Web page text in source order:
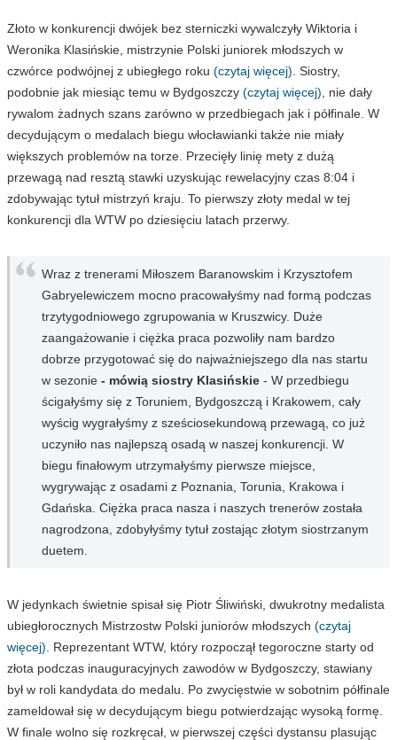
Złoto w konkurencji dwójek bez sterniczki wywalczyły Wiktoria i
Weronika Klasińskie, mistrzynie Polski juniorek młodszych w
czwórce podwójnej z ubiegłego roku (czytaj więcej). Siostry,
podobnie jak miesiąc temu w Bydgoszczy (czytaj więcej),
nie dały
rywalom żadnych szans zarówno w przedbiegach jak i półfinale. W
decydującym o medalach biegu włocławianki także nie miały
większych problemów na torze. Przecięły linię mety z dużą
przewagą nad resztą stawki uzyskując rewelacyjny czas 8:04 i
zdobywając tytuł mistrzyń kraju. To pierwszy złoty medal w tej
konkurencji dla WTW po dziesięciu latach przerwy.
Wraz z trenerami Miłoszem Baranowskim i Krzysztofem
Gabryelewiczem mocno pracowałyśmy nad formą podczas
trzytygodniowego zgrupowania w Kruszwicy. Duże
zaangażowanie i ciężka praca pozwoliły nam bardzo
dobrze przygotować się do najważniejszego dla nas startu
w sezonie - mówią siostry Klasińskie - W przedbiegu
ścigałyśmy się z Toruniem, Bydgoszczą i Krakowem, cały
wyścig wygrałyśmy z sześciosekundową przewagą, co już
uczyniło nas najlepszą osadą w naszej konkurencji. W
biegu finałowym utrzymałyśmy pierwsze miejsce,
wygrywając z osadami z Poznania, Torunia, Krakowa i
Gdańska. Ciężka praca nasza i naszych trenerów została
nagrodzona, zdobyłyśmy tytuł zostając złotym siostrzanym
duetem.
W jedynkach świetnie spisał się Piotr Śliwiński, dwukrotny medalista
ubiegłorocznych Mistrzostw Polski juniorów młodszych (czytaj
więcej).
Reprezentant WTW, który rozpoczął tegoroczne starty od
złota podczas inauguracyjnych zawodów w Bydgoszczy, stawiany
był w roli kandydata do medalu. Po zwycięstwie w sobotnim półfinale
zameldował się w decydującym biegu potwierdzając wysoką formę.
W finale wolno się rozkręcał, w pierwszej części dystansu plasując